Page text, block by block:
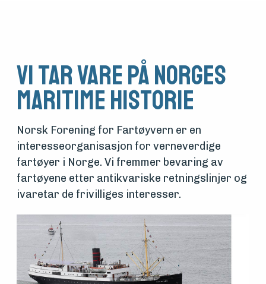
Vi tar vare på Norges
maritime historie
Norsk Forening for Fartøyvern er en
interesseorganisasjon for verneverdige
fartøyer i Norge. Vi fremmer bevaring av
fartøyene etter antikvariske retningslinjer og
ivaretar de frivilliges interesser.